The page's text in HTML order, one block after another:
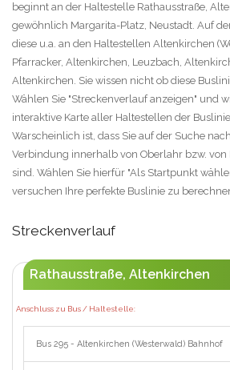
beginnt an der Haltestelle Rathausstraße,
gewöhnlich Margarita-Platz, Neustadt. Auf
diese u.a. an den Haltestellen Altenkirchen
Pfarracker, Altenkirchen, Leuzbach,
Altenkirchen. Sie wissen nicht ob diese
Wählen Sie "Streckenverlauf anzeigen" und
interaktive Karte aller Haltestellen der
Warscheinlich ist, dass Sie auf der Suche
Verbindung innerhalb von Oberlahr bzw.
sind. Wählen Sie hierfür "Als Startpunkt
versuchen Ihre perfekte Buslinie zu
Streckenverlauf
Rathausstraße, Altenkirchen
Anschluss zu Bus / Haltestelle:
Bus 295 - Altenkirchen (Westerwald) Bahnhof